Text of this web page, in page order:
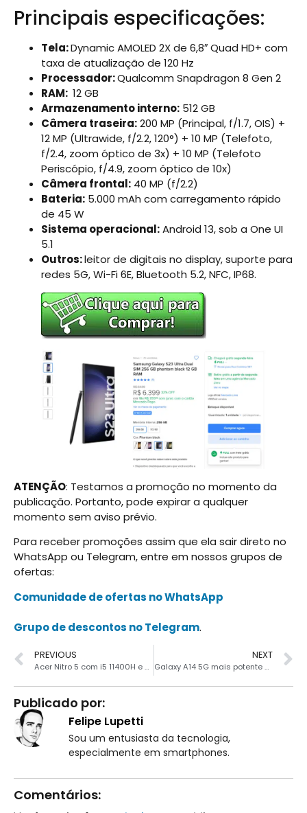
Principais especificações:
Tela:Dynamic AMOLED 2X de 6,8″ Quad HD+ com
taxa de atualização de 120 Hz
Processador:Qualcomm Snapdragon 8 Gen 2
RAM: 12 GB
Armazenamento interno: 512 GB
Câmera traseira:200 MP (Principal, f/1.7, OIS) +
12 MP (Ultrawide, f/2.2, 120°) + 10 MP (Telefoto,
f/2.4, zoom óptico de 3x) + 10 MP (Telefoto
Periscópio, f/4.9, zoom óptico de 10x)
Câmera frontal: 40 MP (f/2.2)
Bateria: 5.000 mAh com carregamento rápido
de 45 W
Sistema operacional:Android 13, sob a One UI
5.1
Outros:leitor de digitais no display, suporte para
redes 5G, Wi-Fi 6E, Bluetooth 5.2, NFC, IP68.
ATENÇÃO: Testamos a promoção no momento da
publicação. Portanto, pode expirar a qualquer
momento sem aviso prévio.
Para receber promoções assim que ela sair direto no
WhatsApp ou Telegram, entre em nossos grupos de
ofertas:
Comunidade de ofertas no WhatsApp
Grupo de descontos no Telegram.
PREVIOUS
Acer Nitro 5 com i5 11400H e GTX 1650 em oferta
NEXT
Galaxy A14 5G mais potente está baratíssimo R$ 1069 só agora
Publicado por:
Felipe Lupetti
Sou um entusiasta da tecnologia,
especialmente em smartphones.
Comentários: